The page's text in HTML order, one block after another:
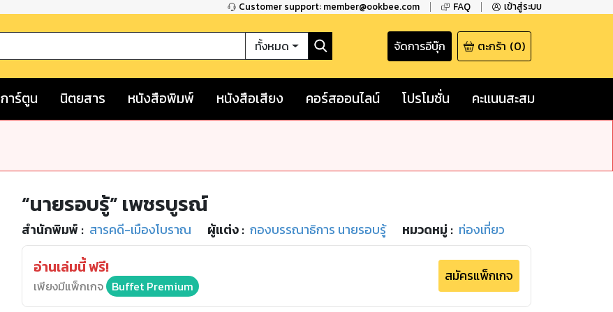
Customer support: member@ookbee.com FAQ เข้าสู่ระบบ
ทั้งหมด จัดการอีบุ๊ก ตะกร้า (0)
การ์ตูน นิตยสาร หนังสือพิมพ์ หนังสือเสียง คอร์สออนไลน์ โปรโมชั่น คะแนนสะสม
“นายรอบรู้” เพชรบูรณ์
สำนักพิมพ์ : สารคดี-เมืองโบราณ ผู้แต่ง : กองบรรณาธิการ นายรอบรู้ หมวดหมู่ : ท่องเที่ยว
อ่านเล่มนี้ ฟรี!
เพียงมีแพ็กเกจ Buffet Premium
สมัครแพ็กเกจ